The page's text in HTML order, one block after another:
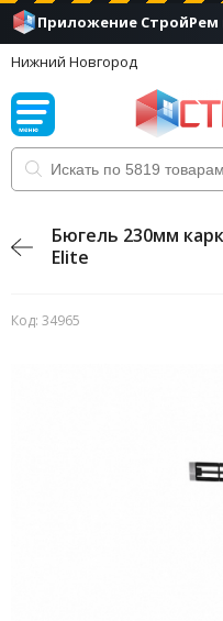
Приложение СтройРем
Нижний Новгород
Бюгель 230мм
Elite
Код: 34965